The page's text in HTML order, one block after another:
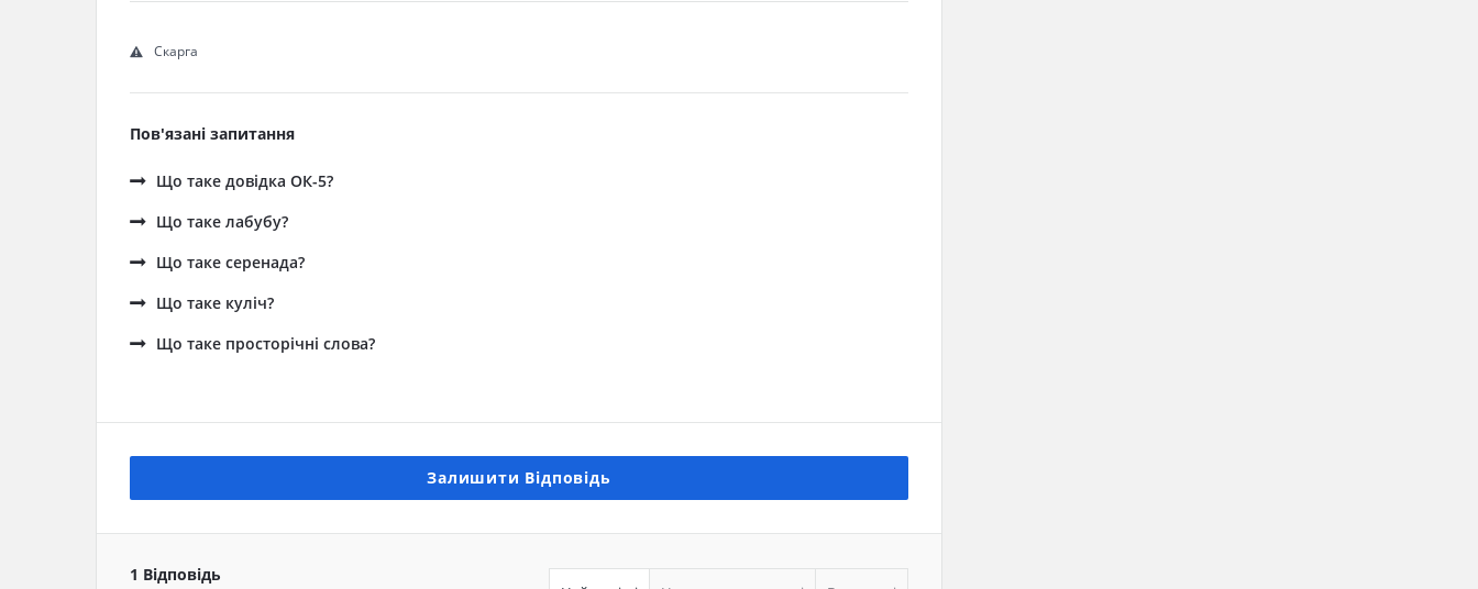
Скарга
Пов'язані запитання
Що таке довідка ОК-5?
Що таке лабубу?
Що таке серенада?
Що таке куліч?
Що таке просторічні слова?
Залишити Відповідь
1 Відповідь